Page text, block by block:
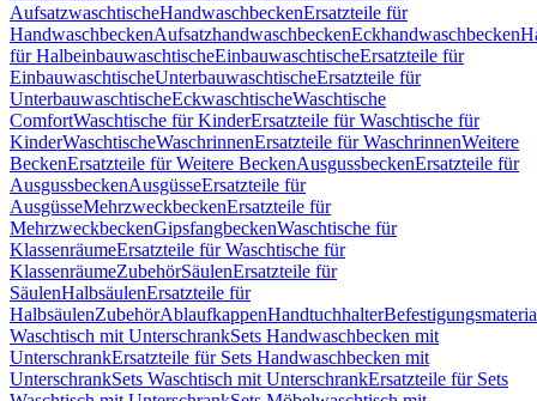
AufsatzwaschtischeHandwaschbeckenErsatzteile für
HandwaschbeckenAufsatzhandwaschbeckenEckhandwaschbecken
für HalbeinbauwaschtischeEinbauwaschtischeErsatzteile für
EinbauwaschtischeUnterbauwaschtischeErsatzteile für
UnterbauwaschtischeEckwaschtischeWaschtische
ComfortWaschtische für KinderErsatzteile für Waschtische für
KinderWaschtischeWaschrinnenErsatzteile für WaschrinnenWeitere
BeckenErsatzteile für Weitere BeckenAusgussbeckenErsatzteile für
AusgussbeckenAusgüsseErsatzteile für
AusgüsseMehrzweckbeckenErsatzteile für
MehrzweckbeckenGipsfangbeckenWaschtische für
KlassenräumeErsatzteile für Waschtische für
KlassenräumeZubehörSäulenErsatzteile für
SäulenHalbsäulenErsatzteile für
HalbsäulenZubehörAblaufkappenHandtuchhalter
Waschtisch mit UnterschrankSets Handwaschbecken mit
UnterschrankErsatzteile für Sets Handwaschbecken mit
UnterschrankSets Waschtisch mit UnterschrankErsatzteile für Sets